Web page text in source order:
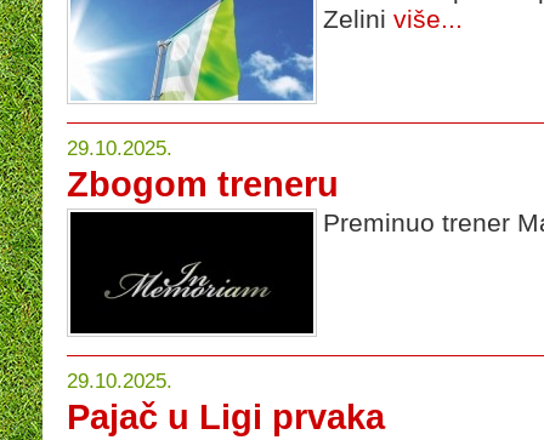
Zelini više...
29.10.2025.
Zbogom treneru
Preminuo trener
29.10.2025.
Pajač u Ligi prvaka